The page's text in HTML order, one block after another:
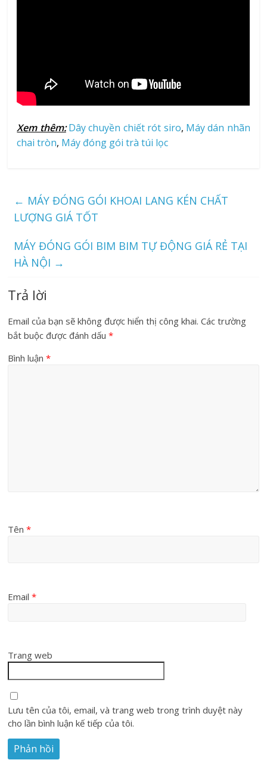
Xem thêm:Dây chuyền chiết rót siro, Máy dán nhãn
chai tròn, Máy đóng gói trà túi lọc
← MÁY ĐÓNG GÓI KHOAI LANG KÉN CHẤT
LƯỢNG GIÁ TỐT
MÁY ĐÓNG GÓI BIM BIM TỰ ĐỘNG GIÁ RẺ TẠI
HÀ NỘI →
Trả lời
Email của bạn sẽ không được hiển thị công khai. Các trường
bắt buộc được đánh dấu*
Bình luận*
Tên*
Email*
Trang web
Lưu tên của tôi, email, và trang web trong trình duyệt này
cho lần bình luận kế tiếp của tôi.